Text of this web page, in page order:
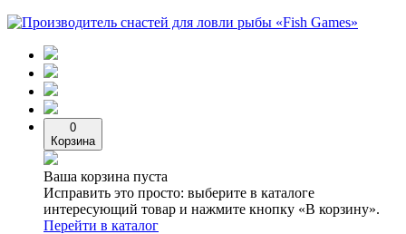
0
Корзина
Ваша корзина пуста
Исправить это просто: выберите в каталоге
интересующий товар и нажмите кнопку «В корзину».
Перейти в каталог